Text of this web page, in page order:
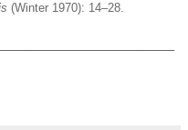
(Winter 1970): 14–28.